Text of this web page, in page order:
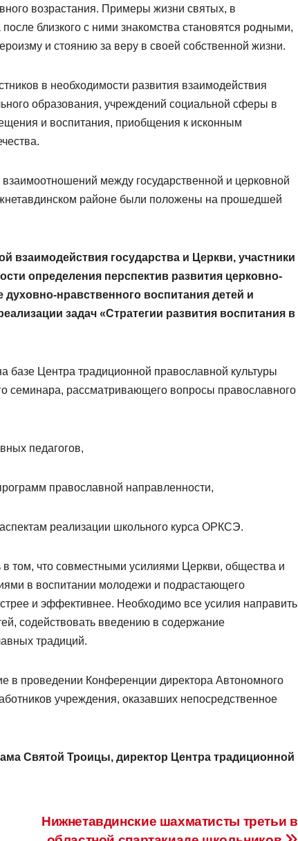
возрастания. Примеры жизни святых, в
близкого с ними знакомства становятся родными,
и стоянию за веру в своей собственной жизни.
в необходимости развития взаимодействия
образования, учреждений социальной сферы в
и воспитания, приобщения к исконным
между государственной и церковной
районе были положены на прошедшей
взаимодействия государства и Церкви, участники
определения перспектив развития церковно-
нравственного воспитания детей и
задач «Стратегии развития воспитания в
Центра традиционной православной культуры
семинара, рассматривающего вопросы православного
педагогов,
православной направленности,
реализации школьного курса ОРКСЭ.
том, что совместными усилиями Церкви, общества и
в воспитании молодежи и подрастающего
и эффективнее. Необходимо все усилия направить
содействовать введению в содержание
традиций.
в проведении Конференции директора Автономного
учреждения, оказавших непосредственное
Святой Троицы, директор Центра традиционной
Нижнетавдинские шахматисты третьи в